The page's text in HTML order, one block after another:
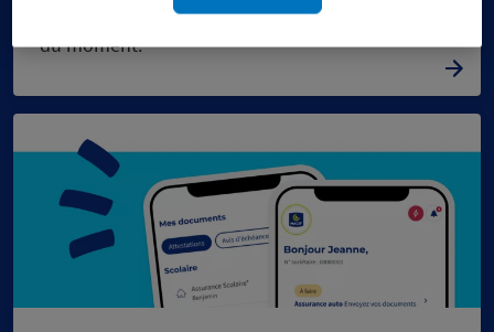
Découvrez notre sélection de marques engagées
du moment.
C
h
a
r
g
e
m
e
n
t
e
n
co
u
r
s